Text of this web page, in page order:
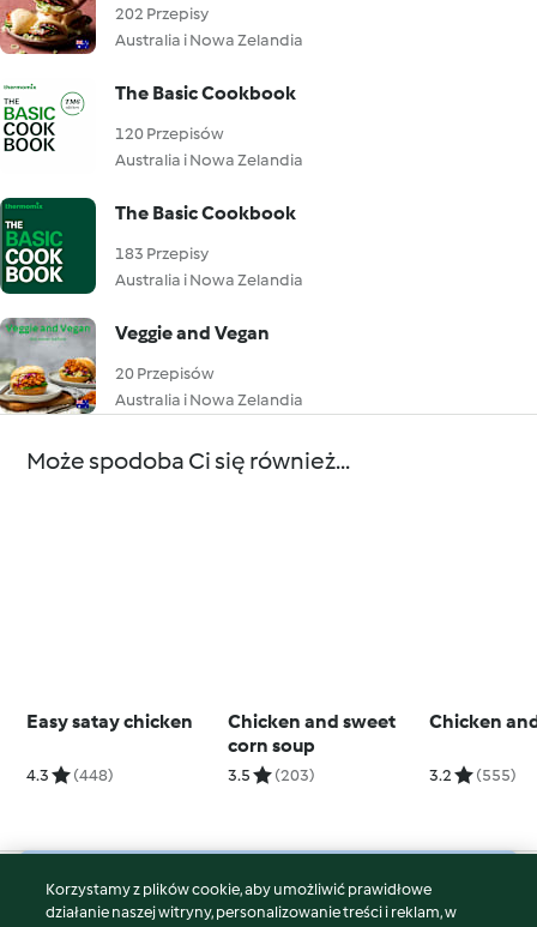
202 Przepisy
Australia i Nowa Zelandia
The Basic Cookbook
120 Przepisów
Australia i Nowa Zelandia
The Basic Cookbook
183 Przepisy
Australia i Nowa Zelandia
Veggie and Vegan
20 Przepisów
Australia i Nowa Zelandia
Może spodoba Ci się również...
Easy satay chicken
4.3 (448)
Chicken and sweet
corn soup
3.5 (203)
Chicken
3.2 (555)
© Copyright 2026
Korzystamy z plików cookie, aby umożliwić prawidłowe
działanie naszej witryny, personalizowanie treści i reklam, w